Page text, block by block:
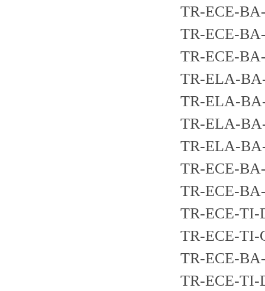
TR-ECE-
TR-ECE-
TR-ECE-
TR-ELA-
TR-ELA-
TR-ELA-
TR-ELA-
TR-ECE-
TR-ECE-
TR-ECE-TI-
TR-ECE-TI-
TR-ECE-
TR-ECE-TI-